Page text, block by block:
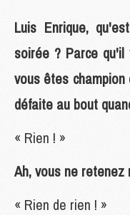
Luis Enrique,
soirée ? Parce
vous êtes
défaite au bout
« Rien ! »
Ah, vous ne retenez
« Rien de rien ! »